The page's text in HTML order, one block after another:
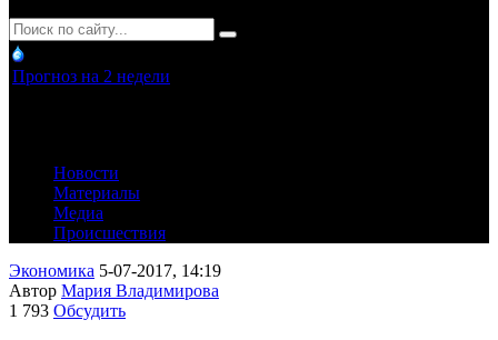
Прогноз на 2 недели
Новости
Материалы
Медиа
Происшествия
Экономика 5-07-2017, 14:19
Автор Мария Владимирова
1 793 Обсудить